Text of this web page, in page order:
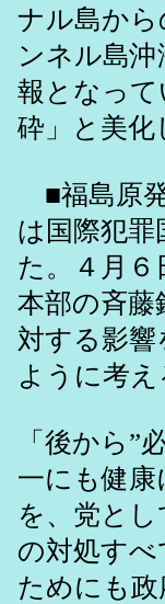
ナル島か
ンネル島
報となっ
砕」と美化
■福島原
は国際犯
た。４月６
本部の斉藤
対する影
ように考
「後から”
一にも健
を、党と
の対処す
ためにも